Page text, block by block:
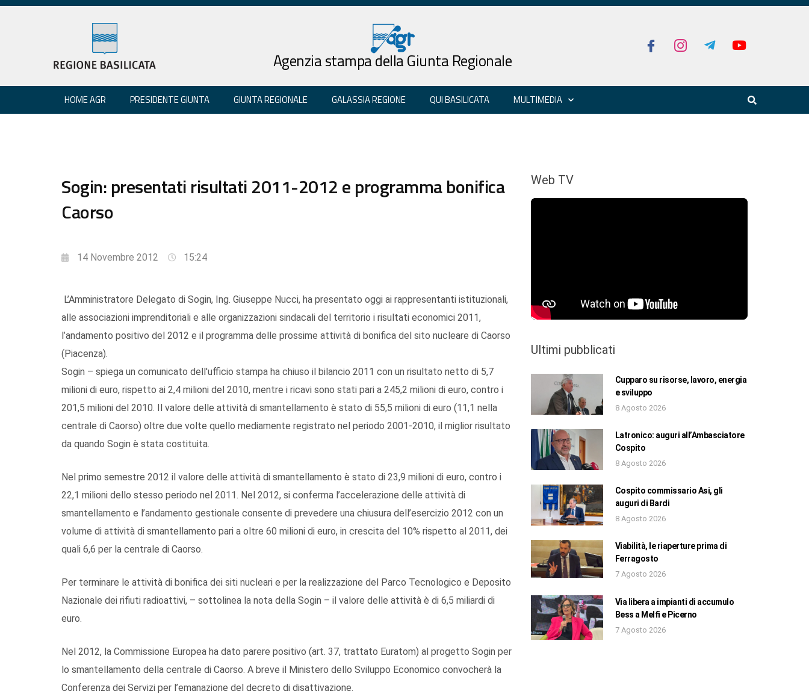
Agenzia stampa della Giunta Regionale
HOME AGR PRESIDENTE GIUNTA GIUNTA REGIONALE GALASSIA REGIONE QUI BASILICATA MULTIMEDIA
Sogin: presentati risultati 2011-2012 e programma bonifica
Caorso
14 Novembre 2012 15:24
L’Amministratore Delegato di Sogin, Ing. Giuseppe Nucci, ha presentato oggi ai rappresentanti istituzionali,
alle associazioni imprenditoriali e alle organizzazioni sindacali del territorio i risultati economici 2011,
l’andamento positivo del 2012 e il programma delle prossime attività di bonifica del sito nucleare di Caorso
(Piacenza).
Sogin – spiega un comunicato dell'ufficio stampa ha chiuso il bilancio 2011 con un risultato netto di 5,7
milioni di euro, rispetto ai 2,4 milioni del 2010, mentre i ricavi sono stati pari a 245,2 milioni di euro, contro i
201,5 milioni del 2010. Il valore delle attività di smantellamento è stato di 55,5 milioni di euro (11,1 nella
centrale di Caorso) oltre due volte quello mediamente registrato nel periodo 2001-2010, il miglior risultato
da quando Sogin è stata costituita.
Nel primo semestre 2012 il valore delle attività di smantellamento è stato di 23,9 milioni di euro, contro i
22,1 milioni dello stesso periodo nel 2011. Nel 2012, si conferma l’accelerazione delle attività di
smantellamento e l’andamento gestionale consente di prevedere una chiusura dell’esercizio 2012 con un
volume di attività di smantellamento pari a oltre 60 milioni di euro, in crescita del 10% rispetto al 2011, dei
quali 6,6 per la centrale di Caorso.
Per terminare le attività di bonifica dei siti nucleari e per la realizzazione del Parco Tecnologico e Deposito
Nazionale dei rifiuti radioattivi, – sottolinea la nota della Sogin – il valore delle attività è di 6,5 miliardi di
euro.
Nel 2012, la Commissione Europea ha dato parere positivo (art. 37, trattato Euratom) al progetto Sogin per
lo smantellamento della centrale di Caorso. A breve il Ministero dello Sviluppo Economico convocherà la
Conferenza dei Servizi per l’emanazione del decreto di disattivazione.
Web TV
Ultimi pubblicati
Cupparo su risorse, lavoro, energia
e sviluppo
8 Agosto 2026
Latronico: auguri all’Ambasciatore
Cospito
8 Agosto 2026
Cospito commissario Asi, gli
auguri di Bardi
8 Agosto 2026
Viabilità, le riaperture prima di
Ferragosto
7 Agosto 2026
Via libera a impianti di accumulo
Bess a Melfi e Picerno
7 Agosto 2026